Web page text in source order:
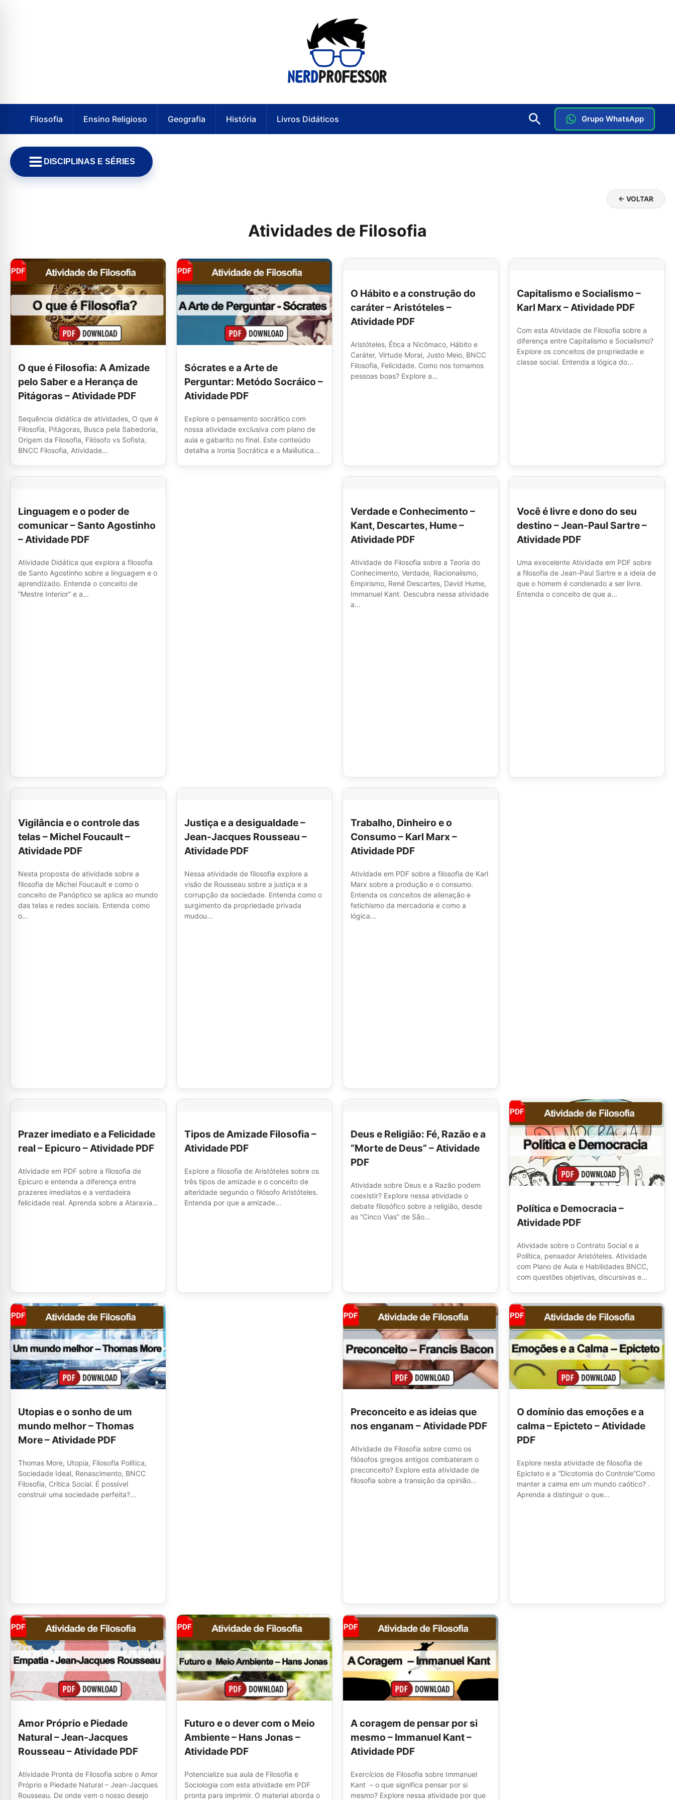
Filosofia Ensino Religioso Geografia História Livros Didáticos Grupo WhatsApp
DISCIPLINAS E SÉRIES
← VOLTAR
Atividades de Filosofia
O que é Filosofia: A Amizade
pelo Saber e a Herança de
Pitágoras – Atividade PDF
Sequência didática de atividades, O que é
Filosofia, Pitágoras, Busca pela Sabedoria,
Origem da Filosofia, Filósofo vs Sofista,
BNCC Filosofia, Atividade...
Sócrates e a Arte de
Perguntar: Metódo Socráico –
Atividade PDF
Explore o pensamento socrático com
nossa atividade exclusiva com plano de
aula e gabarito no final. Este conteúdo
detalha a Ironia Socrática e a Maiêutica...
O Hábito e a construção do
caráter – Aristóteles –
Atividade PDF
Aristóteles, Ética a Nicômaco, Hábito e
Caráter, Virtude Moral, Justo Meio, BNCC
Filosofia, Felicidade. Como nos tornamos
pessoas boas? Explore a...
Capitalismo e Socialismo –
Karl Marx – Atividade PDF
Com esta Atividade de Filosofia sobre a
diferença entre Capitalismo e Socialismo?
Explore os conceitos de propriedade e
classe social. Entenda a lógica do...
Linguagem e o poder de
comunicar – Santo Agostinho
– Atividade PDF
Atividade Didática que explora a filosofia
de Santo Agostinho sobre a linguagem e o
aprendizado. Entenda o conceito de
“Mestre Interior” e a...
Verdade e Conhecimento –
Kant, Descartes, Hume –
Atividade PDF
Atividade de Filosofia sobre a Teoria do
Conhecimento, Verdade, Racionalismo,
Empirismo, René Descartes, David Hume,
Immanuel Kant. Descubra nessa atividade
a...
Você é livre e dono do seu
destino – Jean-Paul Sartre –
Atividade PDF
Uma execelente Atividade em PDF sobre
a filosofia de Jean-Paul Sartre e a ideia de
que o homem é condenado a ser livre.
Entenda o conceito de que a...
Vigilância e o controle das
telas – Michel Foucault –
Atividade PDF
Nesta proposta de atividade sobre a
filosofia de Michel Foucault e como o
conceito de Panóptico se aplica ao mundo
das telas e redes sociais. Entenda como
o...
Justiça e a desigualdade –
Jean-Jacques Rousseau –
Atividade PDF
Nessa atividade de filosofia explore a
visão de Rousseau sobre a justiça e a
corrupção da sociedade. Entenda como o
surgimento da propriedade privada
mudou...
Trabalho, Dinheiro e o
Consumo – Karl Marx –
Atividade PDF
Atividade em PDF sobre a filosofia de Karl
Marx sobre a produção e o consumo.
Entenda os conceitos de alienação e
fetichismo da mercadoria e como a
lógica...
Prazer imediato e a Felicidade
real – Epicuro – Atividade PDF
Atividade em PDF sobre a filosofia de
Epicuro e entenda a diferença entre
prazeres imediatos e a verdadeira
felicidade real. Aprenda sobre a Ataraxia...
Tipos de Amizade Filosofia –
Atividade PDF
Explore a filosofia de Aristóteles sobre os
três tipos de amizade e o conceito de
alteridade segundo o filósofo Aristóteles.
Entenda por que a amizade...
Deus e Religião: Fé, Razão e a
“Morte de Deus” – Atividade
PDF
Atividade sobre Deus e a Razão podem
coexistir? Explore nessa atividade o
debate filosófico sobre a religião, desde
as “Cinco Vias” de São...
Política e Democracia –
Atividade PDF
Atividade sobre o Contrato Social e a
Política, pensador Aristóteles. Atividade
com Plano de Aula e Habilidades BNCC,
com questões objetivas, discursivas e...
Utopias e o sonho de um
mundo melhor – Thomas
More – Atividade PDF
Thomas More, Utopia, Filosofia Política,
Sociedade Ideal, Renascimento, BNCC
Filosofia, Crítica Social. É possível
construir uma sociedade perfeita?...
Preconceito e as ideias que
nos enganam – Atividade PDF
Atividade de Filosofia sobre como os
filósofos gregos antigos combateram o
preconceito? Explore esta atividade de
filosofia sobre a transição da opinião...
O domínio das emoções e a
calma – Epicteto – Atividade
PDF
Explore nesta atividade de filosofia de
Epicteto e a “Dicotomia do Controle”Como
manter a calma em um mundo caótico? .
Aprenda a distinguir o que...
Amor Próprio e Piedade
Natural – Jean-Jacques
Rousseau – Atividade PDF
Atividade Pronta de Filosofia sobre o Amor
Próprio e Piedade Natural – Jean-Jacques
Rousseau. De onde vem o nosso desejo
Futuro e o dever com o Meio
Ambiente – Hans Jonas –
Atividade PDF
Potencialize sua aula de Filosofia e
Sociologia com esta atividade em PDF
pronta para imprimir. O material aborda o
A coragem de pensar por si
mesmo – Immanuel Kant –
Atividade PDF
Exercícios de Filosofia sobre Immanuel
Kant – o que significa pensar por si
mesmo? Explore nessa atividade por que